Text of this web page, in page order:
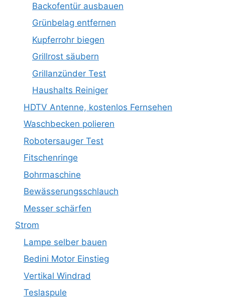
Backofentür ausbauen
Grünbelag entfernen
Kupferrohr biegen
Grillrost säubern
Grillanzünder Test
Haushalts Reiniger
HDTV Antenne, kostenlos Fernsehen
Waschbecken polieren
Robotersauger Test
Fitschenringe
Bohrmaschine
Bewässerungsschlauch
Messer schärfen
Strom
Lampe selber bauen
Bedini Motor Einstieg
Vertikal Windrad
Teslaspule